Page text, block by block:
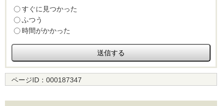
すぐに見つかった
ふつう
時間がかかった
ページID： 000187347